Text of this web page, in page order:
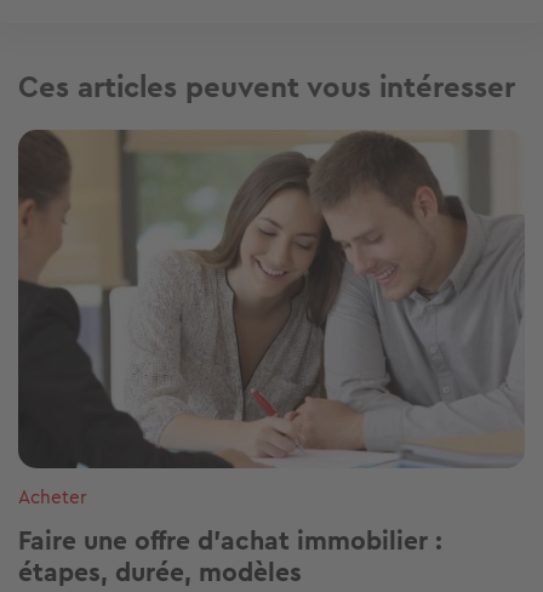
Ces articles peuvent vous intéresser
Image
Acheter
Faire une offre d’achat immobilier :
étapes, durée, modèles